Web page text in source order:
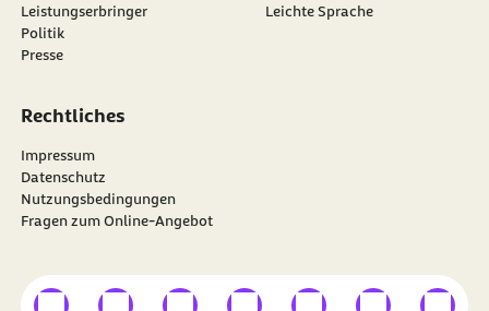
Leistungserbringer
Politik
Presse
Leichte Sprache
Rechtliches
Impressum
Datenschutz
Nutzungsbedingungen
Fragen zum Online-Angebot
externer Linkexterner Linkexterner Linkexterner Linkexterner Linkexterner Link